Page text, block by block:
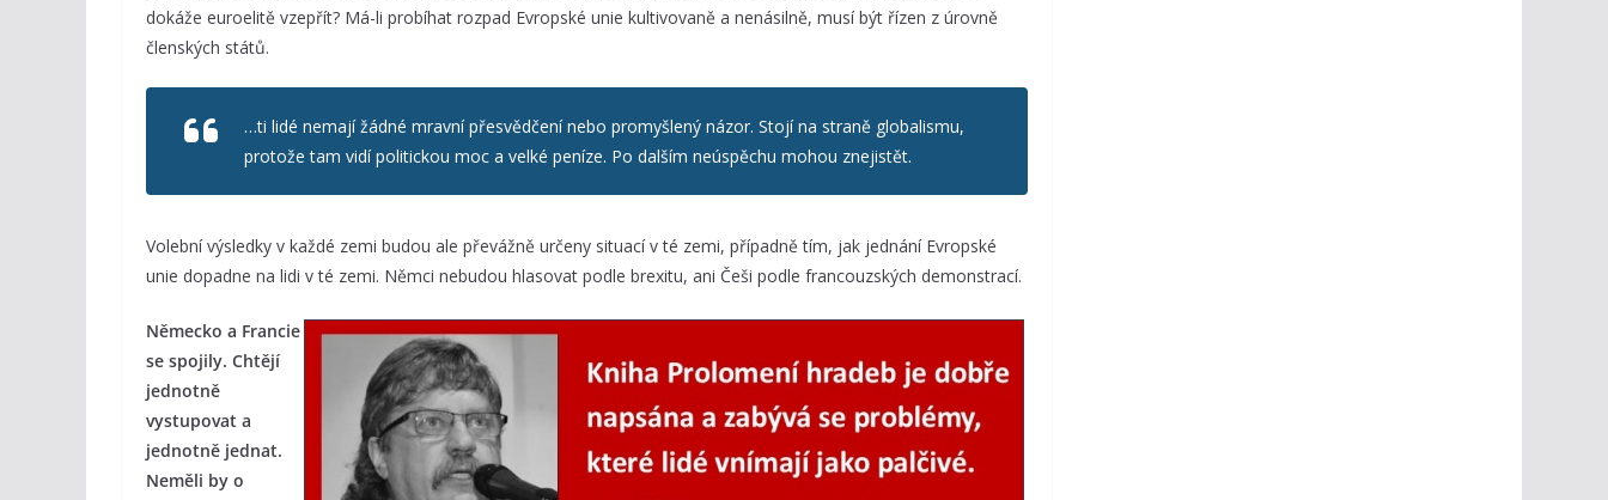
dokáže euroelitě vzepřít? Má-li probíhat rozpad Evropské unie kultivovaně a nenásilně, musí být řízen z úrovně
členských států.
…ti lidé nemají žádné mravní přesvědčení nebo promyšlený názor. Stojí na straně globalismu,
protože tam vidí politickou moc a velké peníze. Po dalším neúspěchu mohou znejistět.
Volební výsledky v každé zemi budou ale převážně určeny situací v té zemi, případně tím, jak jednání Evropské
unie dopadne na lidi v té zemi. Němci nebudou hlasovat podle brexitu, ani Češi podle francouzských demonstrací.
Německo a Francie
se spojily. Chtějí
jednotně
vystupovat a
jednotně jednat.
Neměli by o